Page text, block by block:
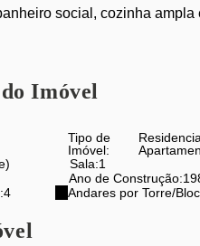
social, cozinha
Imóvel
Tipo de
Imóvel:
Sala:1
Ano de Construção:
4 Andares por Torre/